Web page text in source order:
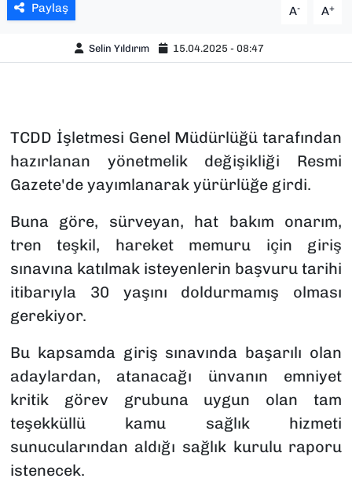
Paylaş A- A+
Selin Yıldırım 15.04.2025 - 08:47
TCDD İşletmesi Genel Müdürlüğü tarafından
hazırlanan yönetmelik değişikliği Resmi
Gazete'de yayımlanarak yürürlüğe girdi.
Buna göre, sürveyan, hat bakım onarım,
tren teşkil, hareket memuru için giriş
sınavına katılmak isteyenlerin başvuru tarihi
itibarıyla 30 yaşını doldurmamış olması
gerekiyor.
Bu kapsamda giriş sınavında başarılı olan
adaylardan, atanacağı ünvanın emniyet
kritik görev grubuna uygun olan tam
teşekküllü kamu sağlık hizmeti
sunucularından aldığı sağlık kurulu raporu
istenecek.